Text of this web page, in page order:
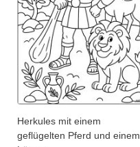
Herkules mit einem
geflügelten Pferd und einem